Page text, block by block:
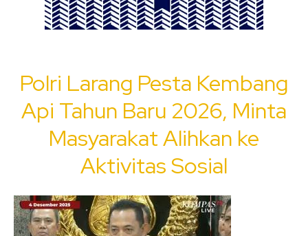
Polri Larang Pesta Kembang
Api Tahun Baru 2026, Minta
Masyarakat Alihkan ke
Aktivitas Sosial